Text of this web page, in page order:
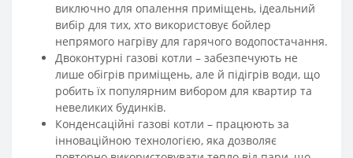
виключно для опалення приміщень, ідеальний
вибір для тих, хто використовує бойлер
непрямого нагріву для гарячого водопостачання.
Двоконтурні газові котли – забезпечують не
лише обігрів приміщень, але й підігрів води, що
робить їх популярним вибором для квартир та
невеликих будинків.
Конденсаційні газові котли – працюють за
інноваційною технологією, яка дозволяє